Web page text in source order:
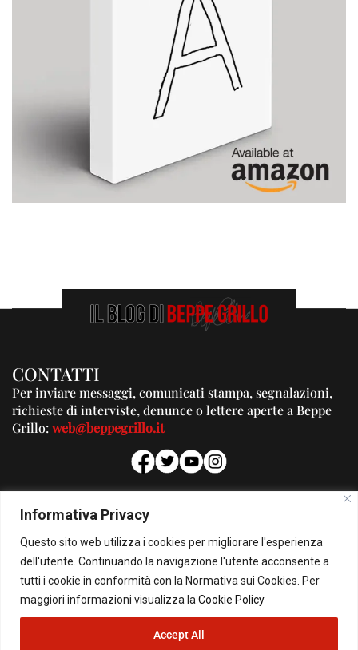
Informativa Privacy
Questo sito web utilizza i cookies per migliorare l'esperienza
dell'utente. Continuando la navigazione l'utente acconsente a
tutti i cookie in conformità con la Normativa sui Cookies. Per
maggiori informazioni visualizza la Cookie Policy
Accept All
CONTATTI
Per inviare messaggi, comunicati stampa, segnalazioni,
richieste di interviste, denunce o lettere aperte a Beppe
Grillo:web@beppegrillo.it
PUBBLICITA'
Per la tua pubblicità su questo Blog:
pubblicita@beppegrillo.it
© Copyright 2026 - Il Blog di Beppe Grillo. All Rights Reserved - Powered by